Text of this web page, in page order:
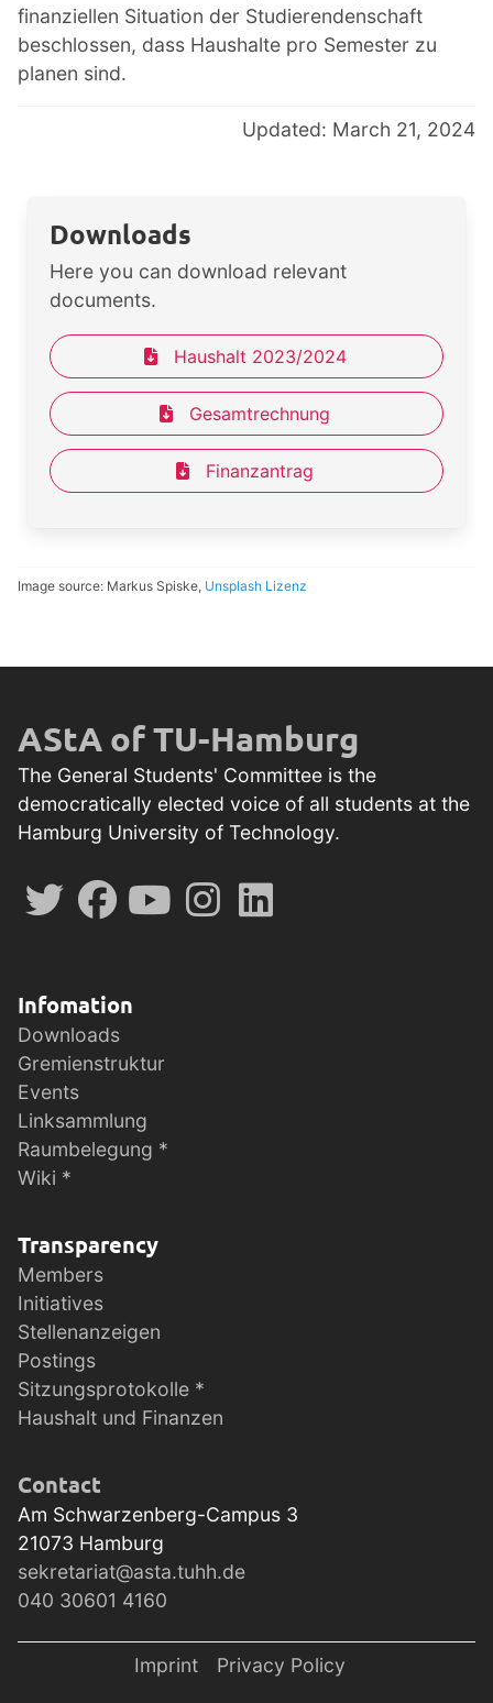
finanziellen Situation der Studierendenschaft
beschlossen, dass Haushalte pro Semester zu
planen sind.
Updated: March 21, 2024
Downloads
Here you can download relevant
documents.
Haushalt 2023/2024
Gesamtrechnung
Finanzantrag
Image source: Markus Spiske, Unsplash Lizenz
AStA of TU-Hamburg
The General Students' Committee is the
democratically elected voice of all students at the
Hamburg University of Technology.
Infomation
Downloads
Gremienstruktur
Events
Linksammlung
Raumbelegung *
Wiki *
Transparency
Members
Initiatives
Stellenanzeigen
Postings
Sitzungsprotokolle *
Haushalt und Finanzen
Contact
Am Schwarzenberg-Campus 3
21073 Hamburg
sekretariat@asta.tuhh.de
040 30601 4160
Imprint Privacy Policy